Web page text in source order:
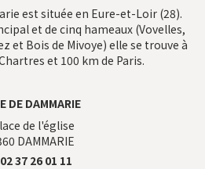
est située en Eure-et-Loir (28).
et de cinq hameaux (Vovelles,
et Bois de Mivoye) elle se trouve à
et 100 km de Paris.
DE DAMMARIE
de l'église
DAMMARIE
37 26 01 11